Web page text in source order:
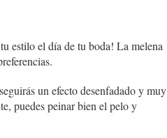
estilo el día de tu boda! La melena
un efecto desenfadado y muy
puedes peinar bien el pelo y